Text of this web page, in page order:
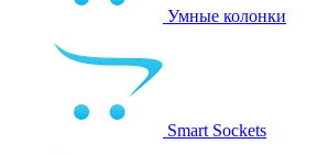
Умные колонки
Smart Sockets